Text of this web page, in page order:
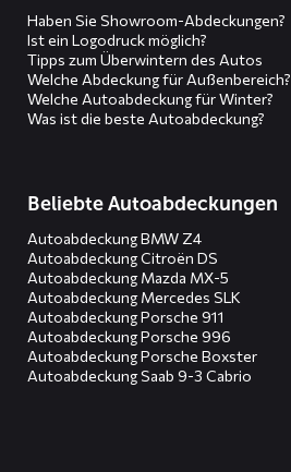
Haben Sie Showroom-Abdeckungen?
Ist ein Logodruck möglich?
Tipps zum Überwintern des Autos
Welche Abdeckung für Außenbereich?
Welche Autoabdeckung für Winter?
Was ist die beste Autoabdeckung?
Beliebte Autoabdeckungen
Autoabdeckung BMW Z4
Autoabdeckung Citroën DS
Autoabdeckung Mazda MX-5
Autoabdeckung Mercedes SLK
Autoabdeckung Porsche 911
Autoabdeckung Porsche 996
Autoabdeckung Porsche Boxster
Autoabdeckung Saab 9-3 Cabrio